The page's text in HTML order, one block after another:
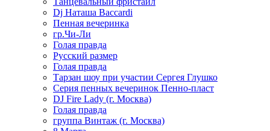
Dj Наташа Baccardi
Пенная вечеринка
гр.Чи-Ли
Голая правда
Русский размер
Голая правда
Тарзан шоу при участии Сергея Глушко
Серия пенных вечеринок Пенно-пласт
DJ Fire Lady (г. Москва)
Голая правда
группа Винтаж (г. Москва)